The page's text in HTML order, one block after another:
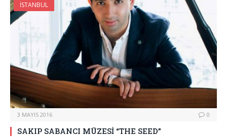
İSTANBUL
3 MAYIS 2016 0
SAKIP SABANCI MÜZESİ “THE SEED”